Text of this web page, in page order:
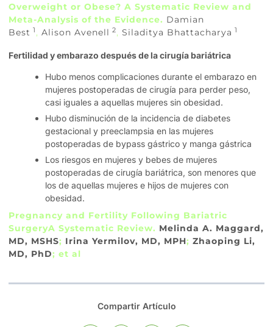
Overweight or Obese? A Systematic Review and
Meta-Analysis of the Evidence. Damian
Best 1 , Alison Avenell 2, Siladitya Bhattacharya 1
Fertilidad y embarazo después de la cirugía bariátrica
Hubo menos complicaciones durante el embarazo en
mujeres postoperadas de cirugía para perder peso,
casi iguales a aquellas mujeres sin obesidad.
Hubo disminución de la incidencia de diabetes
gestacional y preeclampsia en las mujeres
postoperadas de bypass gástrico y manga gástrica
Los riesgos en mujeres y bebes de mujeres
postoperadas de cirugía bariátrica, son menores que
los de aquellas mujeres e hijos de mujeres con
obesidad.
Pregnancy and Fertility Following Bariatric
SurgeryA Systematic Review. Melinda A. Maggard,
MD, MSHS; Irina Yermilov, MD, MPH; Zhaoping Li,
MD, PhD; et al
Compartir Artículo